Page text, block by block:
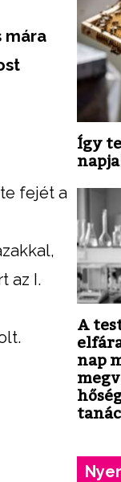
mára
fejét a
az I.
Így
A
nap